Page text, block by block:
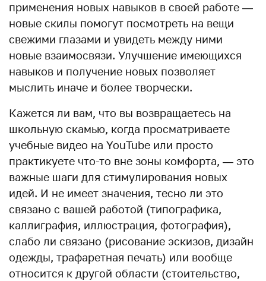
применения новых навыков в своей работе —
новые скилы помогут посмотреть на вещи
свежими глазами и увидеть между ними
новые взаимосвязи. Улучшение имеющихся
навыков и получение новых позволяет
мыслить иначе и более творчески.
Кажется ли вам, что вы возвращаетесь на
школьную скамью, когда просматриваете
учебные видео на YouTube или просто
практикуете что-то вне зоны комфорта, — это
важные шаги для стимулирования новых
идей. И не имеет значения, тесно ли это
связано с вашей работой (типографика,
каллиграфия, иллюстрация, фотография),
слабо ли связано (рисование эскизов, дизайн
одежды, трафаретная печать) или вообще
относится к другой области (стоительство,